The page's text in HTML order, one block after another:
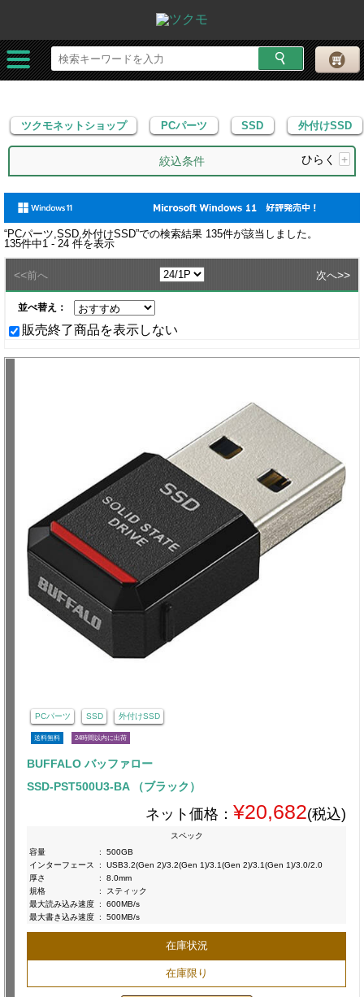
ツクモネットショップ PCパーツ 外付けSSD
ツクモネットショップ PCパーツ SSD 外付けSSD
絞込条件 ひらく +
“PCパーツ,SSD,外付けSSD”での検索結果 135件が該当しました。
135件中1 - 24 件を表示
<<前へ 次へ>>
並べ替え：
販売終了商品を表示しない
PCパーツ SSD 外付けSSD
送料無料 24時間以内に出荷
BUFFALO バッファロー
SSD-PST500U3-BA （ブラック）
ネット価格： ¥20,682(税込)
スペック
容量
:
500GB
インターフェース
:
USB3.2(Gen 2)/3.2(Gen 1)/3.1(Gen 2)/3.1(Gen 1)/3.0/2.0
厚さ
:
8.0mm
規格
:
スティック
最大読み込み速度 :
600MB/s
最大書き込み速度 : 500MB/s
在庫状況
在庫限り